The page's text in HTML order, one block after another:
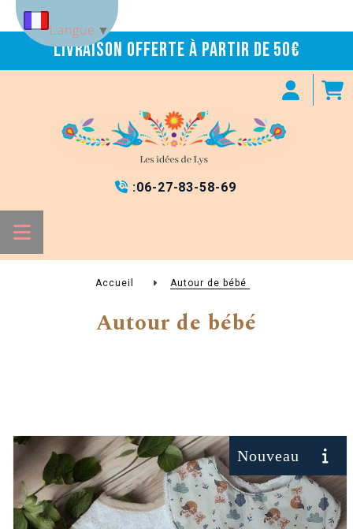
Livraison offerte à partir de 50€
 :06-27-83-58-69
Accueil Autour de bébé
Autour de bébé
Langue ▼